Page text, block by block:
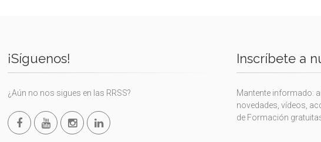
¡Síguenos!
¿Aún no nos sigues en las RRSS?
Inscríbete a
Mantente informado:
novedades, vídeos,
de Formación